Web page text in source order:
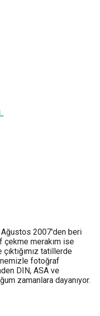
2007'den beri
çekme merakım ise
tatillerde
fotoğraf
DIN, ASA ve
zamanlara dayanıyor.